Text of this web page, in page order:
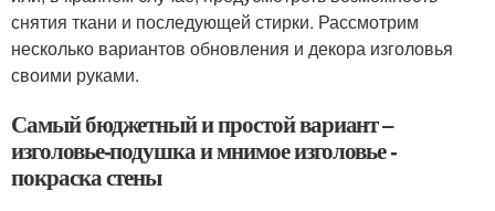
снятия ткани и последующей стирки. Рассмотрим
несколько вариантов обновления и декора изголовья
своими руками.
Самый бюджетный и простой вариант –
изголовье-подушка и мнимое изголовье -
покраска стены